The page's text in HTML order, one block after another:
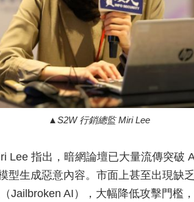
S2W 行銷總監 Miri Lee
Lee 指出，暗網論壇已大量流傳突破
型生成惡意內容。市面上甚至出現缺
Jailbroken AI），大幅降低攻擊門檻